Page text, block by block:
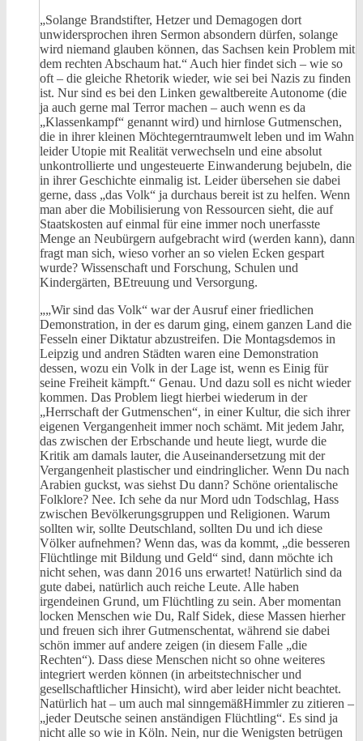
„Solange Brandstifter, Hetzer und Demagogen dort
unwidersprochen ihren Sermon absondern dürfen, solange
wird niemand glauben können, das Sachsen kein Problem mit
dem rechten Abschaum hat.“ Auch hier findet sich – wie so
oft – die gleiche Rhetorik wieder, wie sei bei Nazis zu finden
ist. Nur sind es bei den Linken gewaltbereite Autonome (die
ja auch gerne mal Terror machen – auch wenn es da
„Klassenkampf“ genannt wird) und hirnlose Gutmenschen,
die in ihrer kleinen Möchtegerntraumwelt leben und im Wahn
leider Utopie mit Realität verwechseln und eine absolut
unkontrollierte und ungesteuerte Einwanderung bejubeln, die
in ihrer Geschichte einmalig ist. Leider übersehen sie dabei
gerne, dass „das Volk“ ja durchaus bereit ist zu helfen. Wenn
man aber die Mobilisierung von Ressourcen sieht, die auf
Staatskosten auf einmal für eine immer noch unerfasste
Menge an Neubürgern aufgebracht wird (werden kann), dann
fragt man sich, wieso vorher an so vielen Ecken gespart
wurde? Wissenschaft und Forschung, Schulen und
Kindergärten, BEtreuung und Versorgung.
„„Wir sind das Volk“ war der Ausruf einer friedlichen
Demonstration, in der es darum ging, einem ganzen Land die
Fesseln einer Diktatur abzustreifen. Die Montagsdemos in
Leipzig und andren Städten waren eine Demonstration
dessen, wozu ein Volk in der Lage ist, wenn es Einig für
seine Freiheit kämpft.“ Genau. Und dazu soll es nicht wieder
kommen. Das Problem liegt hierbei wiederum in der
„Herrschaft der Gutmenschen“, in einer Kultur, die sich ihrer
eigenen Vergangenheit immer noch schämt. Mit jedem Jahr,
das zwischen der Erbschande und heute liegt, wurde die
Kritik am damals lauter, die Auseinandersetzung mit der
Vergangenheit plastischer und eindringlicher. Wenn Du nach
Arabien guckst, was siehst Du dann? Schöne orientalische
Folklore? Nee. Ich sehe da nur Mord udn Todschlag, Hass
zwischen Bevölkerungsgruppen und Religionen. Warum
sollten wir, sollte Deutschland, sollten Du und ich diese
Völker aufnehmen? Wenn das, was da kommt, „die besseren
Flüchtlinge mit Bildung und Geld“ sind, dann möchte ich
nicht sehen, was dann 2016 uns erwartet! Natürlich sind da
gute dabei, natürlich auch reiche Leute. Alle haben
irgendeinen Grund, um Flüchtling zu sein. Aber momentan
locken Menschen wie Du, Ralf Sidek, diese Massen hierher
und freuen sich ihrer Gutmenschentat, während sie dabei
schön immer auf andere zeigen (in diesem Falle „die
Rechten“). Dass diese Menschen nicht so ohne weiteres
integriert werden können (in arbeitstechnischer und
gesellschaftlicher Hinsicht), wird aber leider nicht beachtet.
Natürlich hat – um auch mal sinngemäßHimmler zu zitieren –
„jeder Deutsche seinen anständigen Flüchtling“. Es sind ja
nicht alle so wie in Köln. Nein, nur die Wenigsten betrügen